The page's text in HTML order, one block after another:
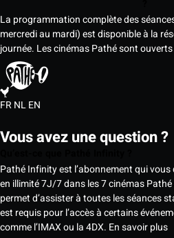
La programmation complète des
mercredi au mardi) est disponible à la
journée. Les cinémas Pathé sont
FRNLEN
Vous avez une question ?
Pathé Infinity est l’abonnement qui
en illimité 7J/7 dans les 7 cinémas
permet d’assister à toutes les séances
est requis pour l’accès à certains
comme l’IMAX ou la 4DX. En savoir plus